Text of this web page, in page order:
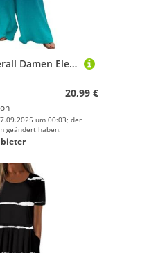
RMBLYfeiye Overall Damen Elegant Latzhose Arbeitshose Jumpsuit Kurz Damen-Latzhosen Damen-Overalls Zwei Teiler Set Sommer Gartenschürze
20,99 €
um 00:03; der
geändert haben.